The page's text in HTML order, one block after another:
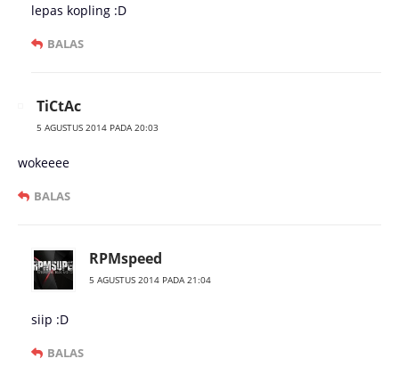
lepas kopling :D
BALAS
TiCtAc
5 AGUSTUS 2014 PADA 20:03
wokeeee
BALAS
RPMspeed
5 AGUSTUS 2014 PADA 21:04
siip :D
BALAS